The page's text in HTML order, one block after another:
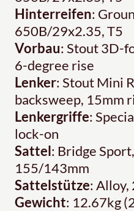
Hinterreifen:
650B/29x2.35, T5
Vorbau: Stout 3D-
6-degree rise
Lenker: Stout Mini
backsweep, 15mm
Lenkergriffe:
lock-on
Sattel: Bridge
155/143mm
Sattelstütze: Alloy,
Gewicht: 12.67kg